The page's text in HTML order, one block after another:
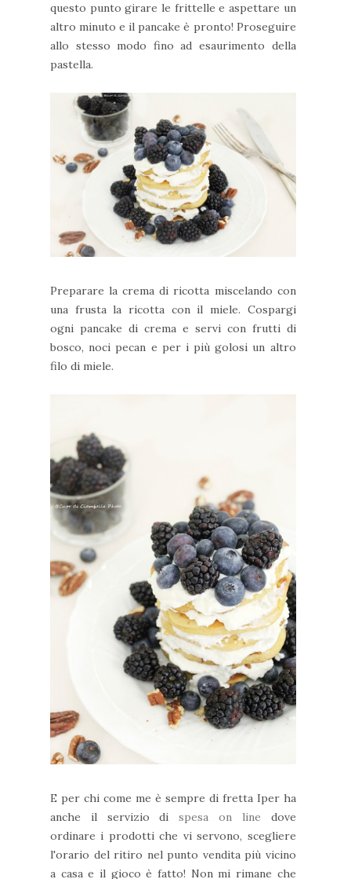
questo punto girare le frittelle e aspettare un
altro minuto e il pancake è pronto! Proseguire
allo stesso modo fino ad esaurimento della
pastella.
Preparare la crema di ricotta miscelando con
una frusta la ricotta con il miele. Cospargi
ogni pancake di crema e servi con frutti di
bosco, noci pecan e per i più golosi un altro
filo di miele.
E per chi come me è sempre di fretta Iper ha
anche il servizio dispesa on line dove
ordinare i prodotti che vi servono, scegliere
l'orario del ritiro nel punto vendita più vicino
a casa e il gioco è fatto! Non mi rimane che